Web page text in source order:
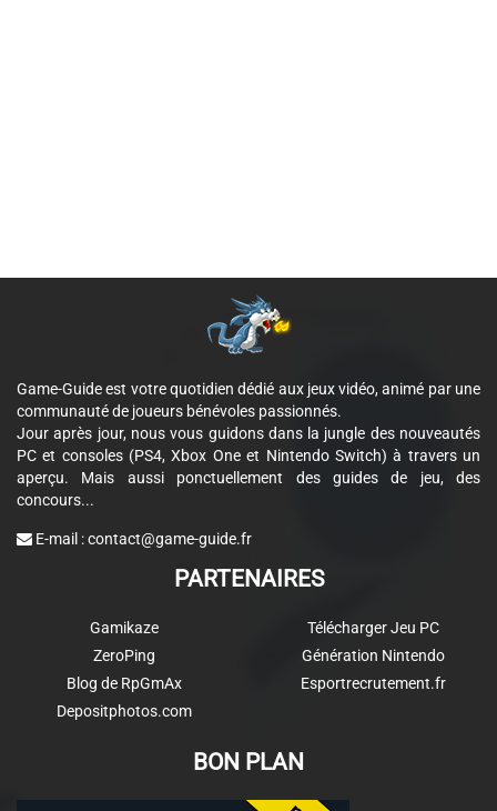
Game-Guide est votre quotidien dédié aux jeux vidéo, animé par une
communauté de joueurs bénévoles passionnés.
Jour après jour, nous vous guidons dans la jungle des nouveautés
PC et consoles (PS4, Xbox One et Nintendo Switch) à travers un
aperçu. Mais aussi ponctuellement des guides de jeu, des
concours...
E-mail :contact@game-guide.fr
PARTENAIRES
Gamikaze
ZeroPing
Blog de RpGmAx
Depositphotos.com
Télécharger Jeu PC
Génération Nintendo
Esportrecrutement.fr
BON PLAN